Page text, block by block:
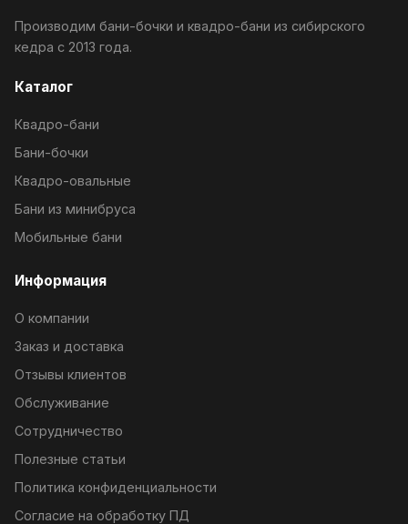
Производим бани-бочки и квадро-бани из сибирского
кедра с 2013 года.
Каталог
Квадро-бани
Бани-бочки
Квадро-овальные
Бани из минибруса
Мобильные бани
Информация
О компании
Заказ и доставка
Отзывы клиентов
Обслуживание
Сотрудничество
Полезные статьи
Политика конфиденциальности
Согласие на обработку ПД